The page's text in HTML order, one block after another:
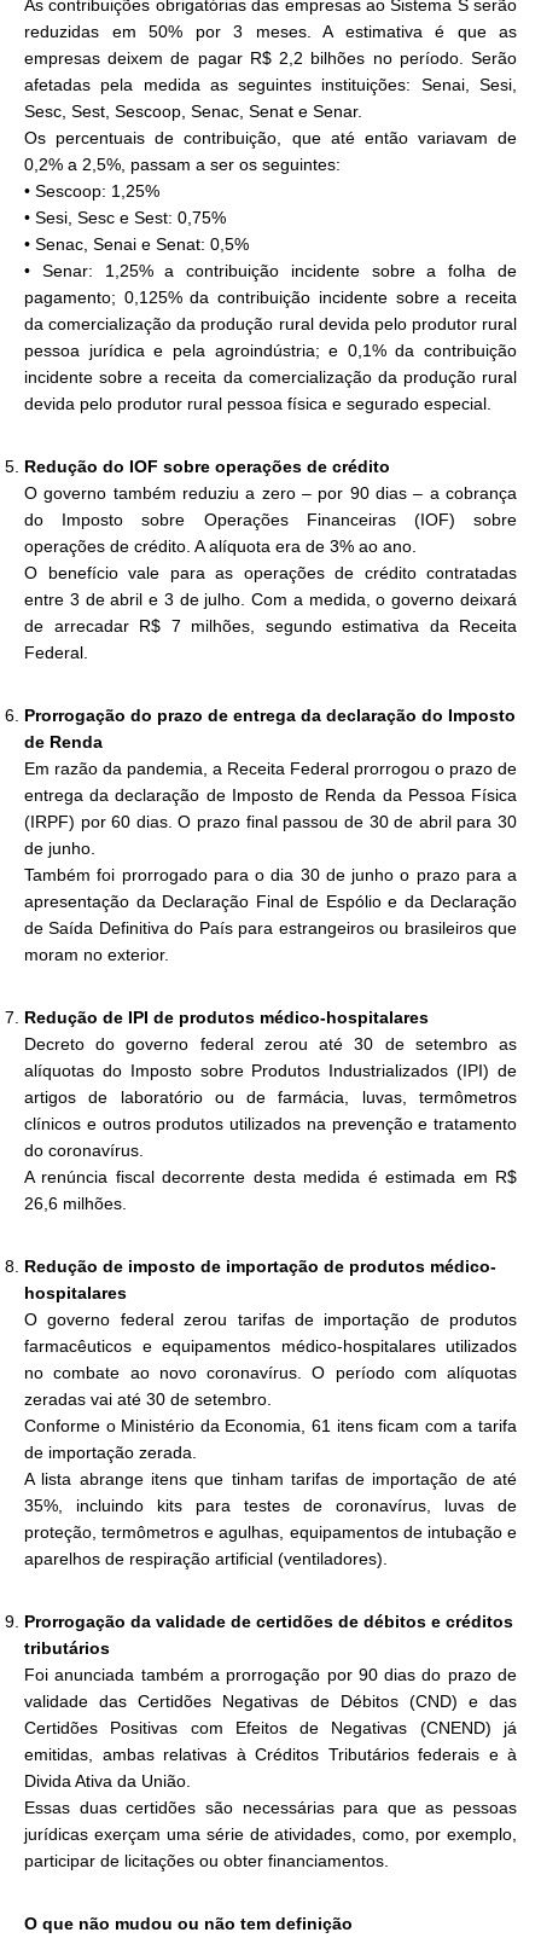
As contribuições obrigatórias das empresas ao Sistema S serão
reduzidas em 50% por 3 meses. A estimativa é que as
empresas deixem de pagar R$ 2,2 bilhões no período. Serão
afetadas pela medida as seguintes instituições: Senai, Sesi,
Sesc, Sest, Sescoop, Senac, Senat e Senar.
Os percentuais de contribuição, que até então variavam de
0,2% a 2,5%, passam a ser os seguintes:
• Sescoop: 1,25%
• Sesi, Sesc e Sest: 0,75%
• Senac, Senai e Senat: 0,5%
• Senar: 1,25% a contribuição incidente sobre a folha de
pagamento; 0,125% da contribuição incidente sobre a receita
da comercialização da produção rural devida pelo produtor rural
pessoa jurídica e pela agroindústria; e 0,1% da contribuição
incidente sobre a receita da comercialização da produção rural
devida pelo produtor rural pessoa física e segurado especial.
Redução do IOF sobre operações de crédito
O governo também reduziu a zero – por 90 dias – a cobrança
do Imposto sobre Operações Financeiras (IOF) sobre
operações de crédito. A alíquota era de 3% ao ano.
O benefício vale para as operações de crédito contratadas
entre 3 de abril e 3 de julho. Com a medida, o governo deixará
de arrecadar R$ 7 milhões, segundo estimativa da Receita
Federal.
Prorrogação do prazo de entrega da declaração do Imposto
de Renda
Em razão da pandemia, a Receita Federal prorrogou o prazo de
entrega da declaração de Imposto de Renda da Pessoa Física
(IRPF) por 60 dias. O prazo final passou de 30 de abril para 30
de junho.
Também foi prorrogado para o dia 30 de junho o prazo para a
apresentação da Declaração Final de Espólio e da Declaração
de Saída Definitiva do País para estrangeiros ou brasileiros que
moram no exterior.
Redução de IPI de produtos médico-hospitalares
Decreto do governo federal zerou até 30 de setembro as
alíquotas do Imposto sobre Produtos Industrializados (IPI) de
artigos de laboratório ou de farmácia, luvas, termômetros
clínicos e outros produtos utilizados na prevenção e tratamento
do coronavírus.
A renúncia fiscal decorrente desta medida é estimada em R$
26,6 milhões.
Redução de imposto de importação de produtos médico-
hospitalares
O governo federal zerou tarifas de importação de produtos
farmacêuticos e equipamentos médico-hospitalares utilizados
no combate ao novo coronavírus. O período com alíquotas
zeradas vai até 30 de setembro.
Conforme o Ministério da Economia, 61 itens ficam com a tarifa
de importação zerada.
A lista abrange itens que tinham tarifas de importação de até
35%, incluindo kits para testes de coronavírus, luvas de
proteção, termômetros e agulhas, equipamentos de intubação e
aparelhos de respiração artificial (ventiladores).
Prorrogação da validade de certidões de débitos e créditos
tributários
Foi anunciada também a prorrogação por 90 dias do prazo de
validade das Certidões Negativas de Débitos (CND) e das
Certidões Positivas com Efeitos de Negativas (CNEND) já
emitidas, ambas relativas à Créditos Tributários federais e à
Divida Ativa da União.
Essas duas certidões são necessárias para que as pessoas
jurídicas exerçam uma série de atividades, como, por exemplo,
participar de licitações ou obter financiamentos.
O que não mudou ou não tem definição